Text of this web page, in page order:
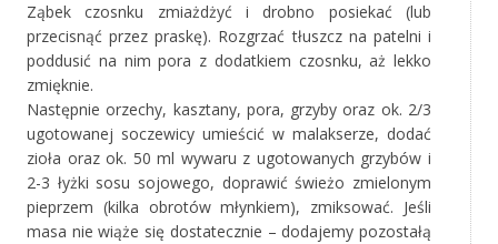
Ząbek czosnku zmiażdżyć i drobno posiekać (lub
przecisnąć przez praskę). Rozgrzać tłuszcz na patelni i
poddusić na nim pora z dodatkiem czosnku, aż lekko
zmięknie.
Następnie orzechy, kasztany, pora, grzyby oraz ok. 2/3
ugotowanej soczewicy umieścić w malakserze, dodać
zioła oraz ok. 50 ml wywaru z ugotowanych grzybów i
2-3 łyżki sosu sojowego, doprawić świeżo zmielonym
pieprzem (kilka obrotów młynkiem), zmiksować. Jeśli
masa nie wiąże się dostatecznie – dodajemy pozostałą